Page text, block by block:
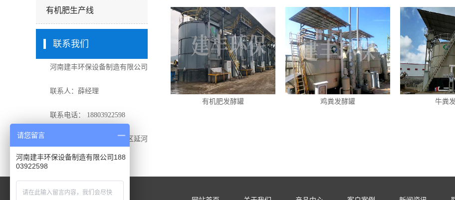
有机肥生产线
联系我们
河南建丰环保设备制造有限公司
联系人：薛经理
联系电话： 18803922598
地址：河南省鹤壁市开发区延河
有机肥发酵罐 鸡粪发酵罐 牛粪
请您留言
河南建丰环保设备制造有限公司188
03922598